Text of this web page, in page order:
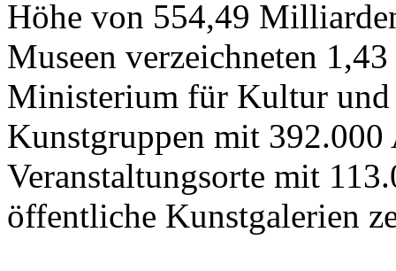
Höhe von 554,49
Museen verzeichneten
Ministerium für Kultur und
Kunstgruppen mit
Veranstaltungsorte mit
öffentliche Kunstgalerien